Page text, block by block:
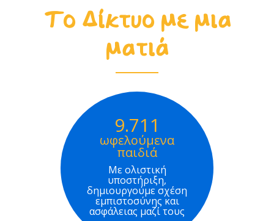
Το Δίκτυο με μια
ματιά
9.711
ωφελούμενα
παιδιά
Με ολιστική
υποστήριξη,
δημιουργούμε σχέση
εμπιστοσύνης και
ασφάλειας μαζί τους